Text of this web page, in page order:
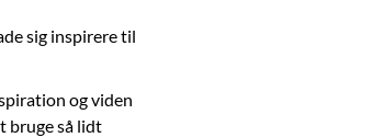
sig inspirere til
og viden
bruge så lidt